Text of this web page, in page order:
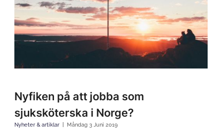
Nyfiken på att jobba som
sjuksköterska i Norge?
Nyheter & artiklar Måndag 3 Juni 2019